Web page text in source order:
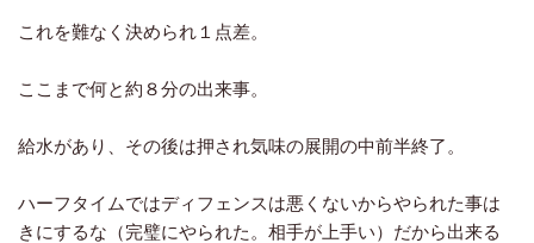
これを難なく決められ１点差。
ここまで何と約８分の出来事。
給水があり、その後は押され気味の展開の中前半終了。
ハーフタイムではディフェンスは悪くないからやられた事は
きにするな（完璧にやられた。相手が上手い）だから出来る